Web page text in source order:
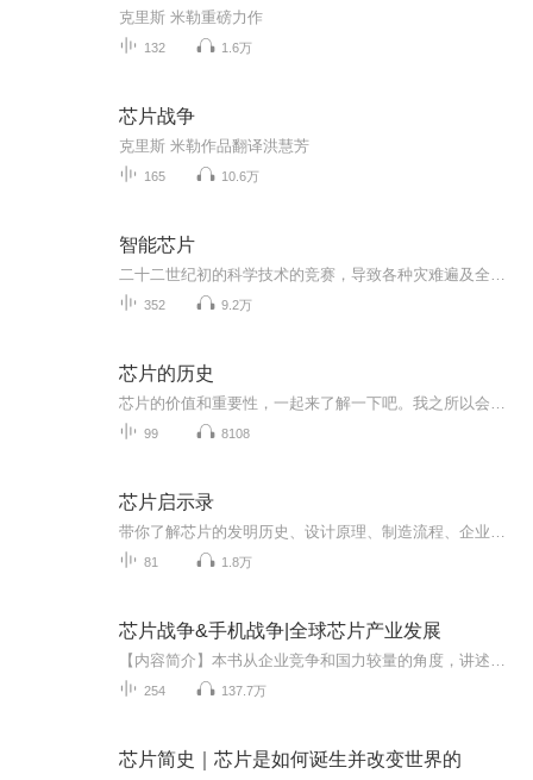
克里斯 米勒重磅力作
132 1.6万
芯片战争
克里斯 米勒作品翻译洪慧芳
165 10.6万
智能芯片
352 9.2万
芯片的历史
99 8108
芯片启示录
81 1.8万
芯片战争&手机战争|全球芯片产业发展
254 137.7万
芯片简史｜芯片是如何诞生并改变世界的